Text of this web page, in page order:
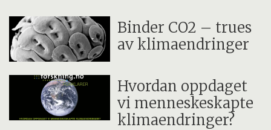
Binder CO2 – trues
av klimaendringer
Hvordan oppdaget
vi menneskeskapte
klimaendringer?